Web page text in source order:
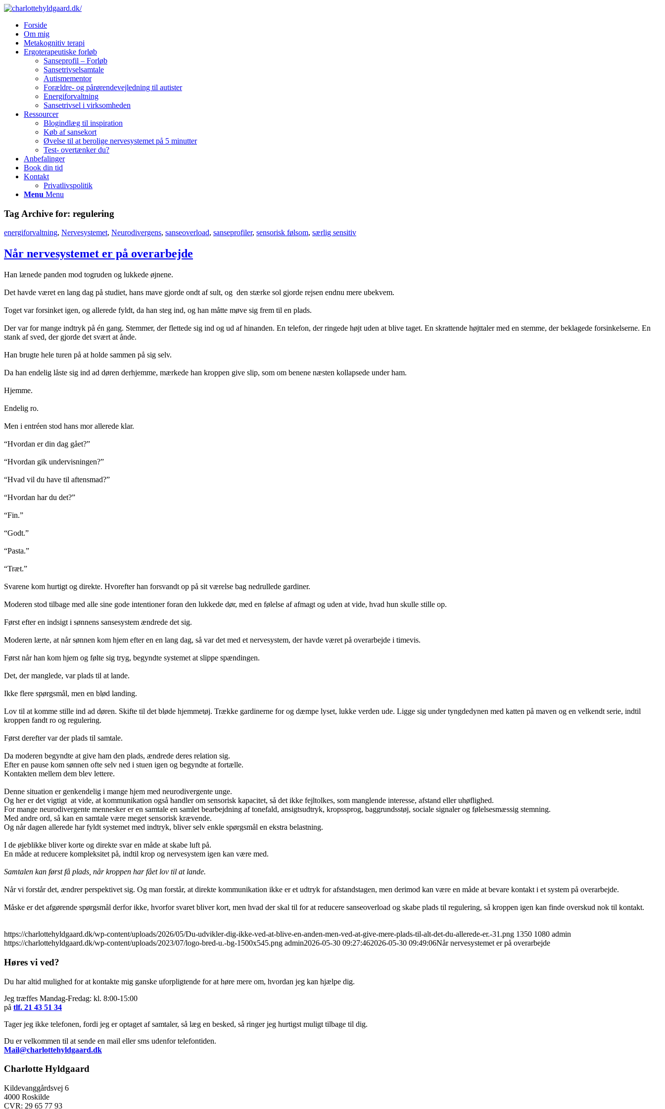
Forside
Om mig
Metakognitiv terapi
Ergoterapeutiske forløb
Sanseprofil – Forløb
Sansetrivselsamtale
Autismementor
Forældre- og pårørendevejledning til autister
Energiforvaltning
Sansetrivsel i virksomheden
Ressourcer
Blogindlæg til inspiration
Køb af sansekort
Øvelse til at berolige nervesystemet på 5 minutter
Test- overtænker du?
Anbefalinger
Book din tid
Kontakt
Privatlivspolitik
Menu Menu
Tag Archive for: regulering
energiforvaltning, Nervesystemet, Neurodivergens, sanseoverload, sanseprofiler, sensorisk følsom, særlig sensitiv
Når nervesystemet er på overarbejde
Han lænede panden mod togruden og lukkede øjnene.
Det havde været en lang dag på studiet, hans mave gjorde ondt af sult, og den stærke sol gjorde rejsen endnu mere ubekvem.
Toget var forsinket igen, og allerede fyldt, da han steg ind, og han måtte møve sig frem til en plads.
Der var for mange indtryk på én gang. Stemmer, der flettede sig ind og ud af hinanden. En telefon, der ringede højt uden at blive taget. En skrattende højttaler med en stemme, der beklagede forsinkelserne. En
stank af sved, der gjorde det svært at ånde.
Han brugte hele turen på at holde sammen på sig selv.
Da han endelig låste sig ind ad døren derhjemme, mærkede han kroppen give slip, som om benene næsten kollapsede under ham.
Hjemme.
Endelig ro.
Men i entréen stod hans mor allerede klar.
“Hvordan er din dag gået?”
“Hvordan gik undervisningen?”
“Hvad vil du have til aftensmad?”
“Hvordan har du det?”
“Fin.”
“Godt.”
“Pasta.”
“Træt.”
Svarene kom hurtigt og direkte. Hvorefter han forsvandt op på sit værelse bag nedrullede gardiner.
Moderen stod tilbage med alle sine gode intentioner foran den lukkede dør, med en følelse af afmagt og uden at vide, hvad hun skulle stille op.
Først efter en indsigt i sønnens sansesystem ændrede det sig.
Moderen lærte, at når sønnen kom hjem efter en en lang dag, så var det med et nervesystem, der havde været på overarbejde i timevis.
Først når han kom hjem og følte sig tryg, begyndte systemet at slippe spændingen.
Det, der manglede, var plads til at lande.
Ikke flere spørgsmål, men en blød landing.
Lov til at komme stille ind ad døren. Skifte til det bløde hjemmetøj. Trække gardinerne for og dæmpe lyset, lukke verden ude. Ligge sig under tyngdedynen med katten på maven og en velkendt serie, indtil
kroppen fandt ro og regulering.
Først derefter var der plads til samtale.
Da moderen begyndte at give ham den plads, ændrede deres relation sig.
Efter en pause kom sønnen ofte selv ned i stuen igen og begyndte at fortælle.
Kontakten mellem dem blev lettere.
Denne situation er genkendelig i mange hjem med neurodivergente unge.
Og her er det vigtigt at vide, at kommunikation også handler om sensorisk kapacitet, så det ikke fejltolkes, som manglende interesse, afstand eller uhøflighed.
For mange neurodivergente mennesker er en samtale en samlet bearbejdning af tonefald, ansigtsudtryk, kropssprog, baggrundsstøj, sociale signaler og følelsesmæssig stemning.
Med andre ord, så kan en samtale være meget sensorisk krævende.
Og nårdagen allerede har fyldt systemet med indtryk, bliver selv enkle spørgsmål en ekstra belastning.
I de øjeblikke bliver korte og direkte svar en måde at skabe luft på.
En måde at reducere kompleksitet på, indtil krop og nervesystem igen kan være med.
Samtalen kan først få plads, når kroppen har fået lov til at lande.
Når vi forstår det, ændrer perspektivet sig. Og man forstår, at direkte kommunikation ikke er et udtryk for afstandstagen, men derimod kan være en måde at bevare kontakt i et system på overarbejde.
Måske er det afgørende spørgsmål derfor ikke, hvorfor svaret bliver kort, men hvad der skal til for at reducere sanseoverload og skabe plads til regulering, så kroppen igen kan finde overskud nok til kontakt.
https://charlottehyldgaard.dk/wp-content/uploads/2026/05/Du-udvikler-dig-ikke-ved-at-blive-en-anden-men-ved-at-give-mere-plads-til-alt-det-du-allerede-er.-31.png 1350 1080 admin
https://charlottehyldgaard.dk/wp-content/uploads/2023/07/logo-bred-u.-bg-1500x545.png admin2026-05-30 09:27:462026-05-30 09:49:06Når nervesystemet er på overarbejde
Høres vi ved?
Du har altid mulighed for at kontakte mig ganske uforpligtende for at høre mere om, hvordan jeg kan hjælpe dig.
Jeg træffes Mandag-Fredag: kl. 8:00-15:00
på tlf. 21 43 51 34
Tager jeg ikke telefonen, fordi jeg er optaget af samtaler, så læg en besked, så ringer jeg hurtigst muligt tilbage til dig.
Du er velkommen til at sende en mail eller sms udenfor telefontiden.
Mail@charlottehyldgaard.dk
Charlotte Hyldgaard
Kildevanggårdsvej 6
4000 Roskilde
CVR: 29 65 77 93